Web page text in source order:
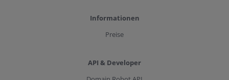
Informationen
Preise
API & Developer